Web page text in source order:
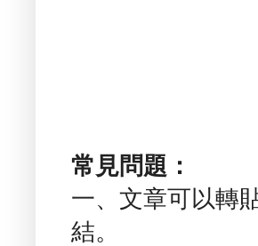
常見問題：
一、文章可以轉
結。